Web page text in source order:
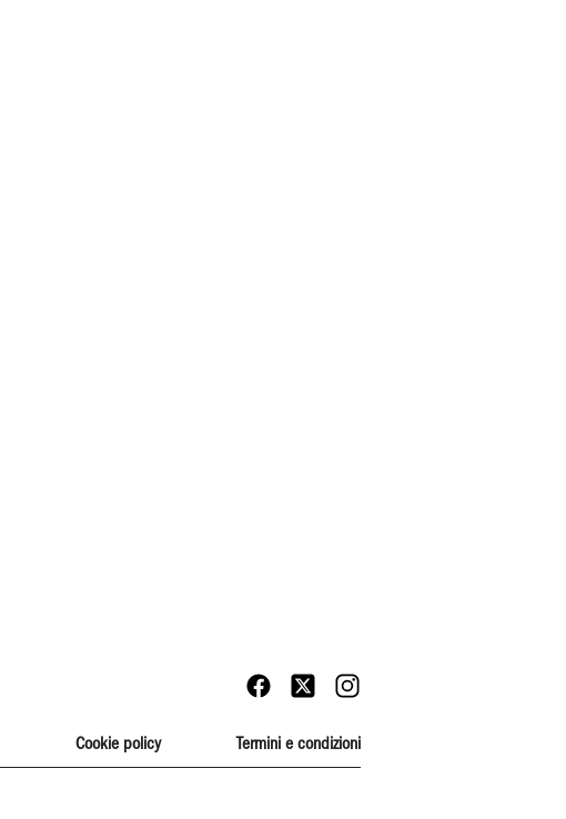
Cookie policy Termini e condizioni